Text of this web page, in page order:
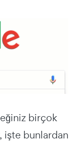
birçok
işte bunlardan